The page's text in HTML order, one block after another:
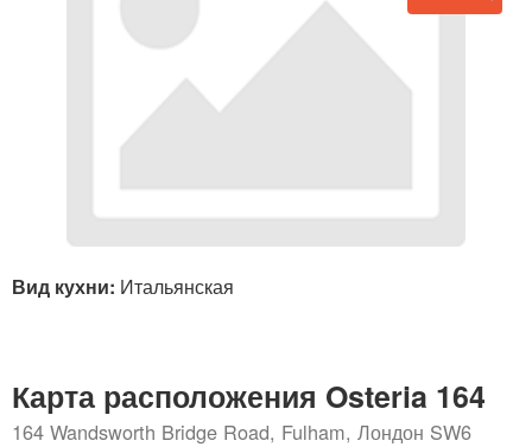
Вид кухни: Итальянская
Карта расположения Osteria 164
164 Wandsworth Bridge Road, Fulham, Лондон SW6